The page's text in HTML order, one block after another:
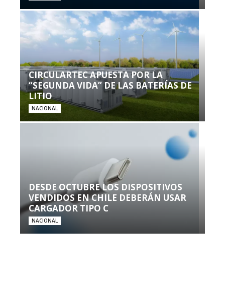
CIRCULARTEC APUESTA POR LA
“SEGUNDA VIDA” DE LAS BATERÍAS DE
LITIO
NACIONAL
DESDE OCTUBRE LOS DISPOSITIVOS
VENDIDOS EN CHILE DEBERÁN USAR
CARGADOR TIPO C
NACIONAL